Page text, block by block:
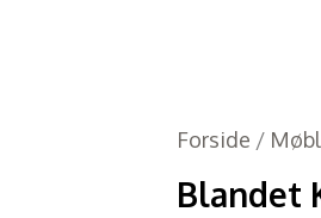
Forside /
Blandet